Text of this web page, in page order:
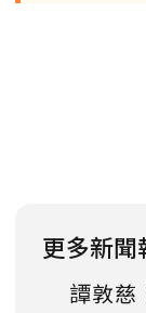
更多新聞
譚敦慈